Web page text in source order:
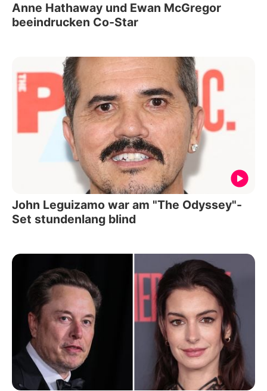
Anne Hathaway und Ewan McGregor
beeindrucken Co-Star
John Leguizamo war am "The Odyssey"-
Set stundenlang blind